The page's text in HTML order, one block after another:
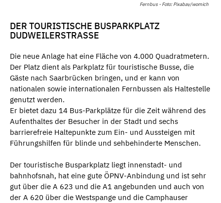
Fernbus - Foto: Pixabay/womich
DER TOURISTISCHE BUSPARKPLATZ
DUDWEILERSTRASSE
Die neue Anlage hat eine Fläche von 4.000 Quadratmetern.
Der Platz dient als Parkplatz für touristische Busse, die
Gäste nach Saarbrücken bringen, und er kann von
nationalen sowie internationalen Fernbussen als Haltestelle
genutzt werden.
Er bietet dazu 14 Bus-Parkplätze für die Zeit während des
Aufenthaltes der Besucher in der Stadt und sechs
barrierefreie Haltepunkte zum Ein- und Aussteigen mit
Führungshilfen für blinde und sehbehinderte Menschen.
Der touristische Busparkplatz liegt innenstadt- und
bahnhofsnah, hat eine gute ÖPNV-Anbindung und ist sehr
gut über die A 623 und die A1 angebunden und auch von
der A 620 über die Westspange und die Camphauser